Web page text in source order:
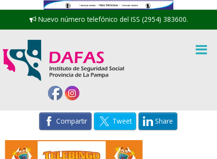
Nuevo número telefónico del ISS (2954) 383600.
Compartir Tweet Share